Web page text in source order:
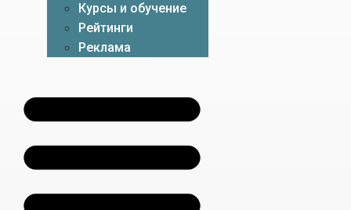
Курсы и обучение
Рейтинги
Реклама